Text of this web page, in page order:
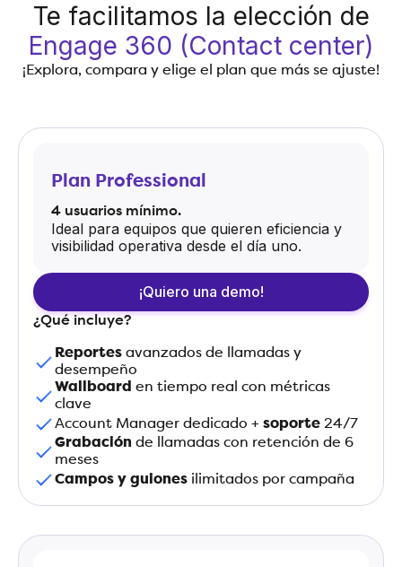
Te facilitamos la elección de
Engage 360 (Contact center)
¡Explora, compara y elige el plan que más se ajuste!
Plan Professional
4 usuarios mínimo.
Ideal para equipos que quieren eficiencia y
visibilidad operativa desde el día uno.
¡Quiero una demo!
¿Qué incluye?
Reportes avanzados de llamadas y
desempeño
Wallboard en tiempo real con métricas
clave
Account Manager dedicado + soporte 24/7
Grabación de llamadas con retención de 6
meses
Campos y guiones ilimitados por campaña